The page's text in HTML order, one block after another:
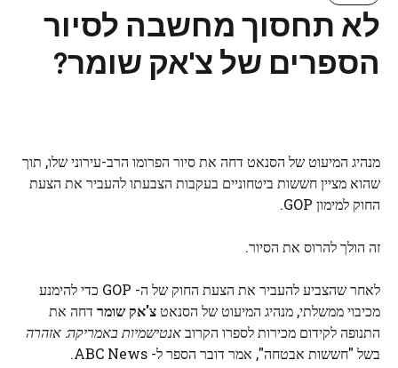
לא תחסוך מחשבה לסיור
הספרים של צ'אק שומר?
מנהיג המיעוט של הסנאט דחה את סיור הפרומו הרב-עירוני שלו, תוך
שהוא מציין חששות ביטחוניים בעקבות הצבעתו להעביר את הצעת
החוק למימון GOP.
זה הולך להרוס את הסיור.
לאחר שהצביע להעביר את הצעת החוק של ה- GOP כדי להימנע
מכיבוי ממשלתי, מנהיג המיעוט של הסנאטצ'אק שומר דחה את
התנופה לקידום מכירות לספרו הקרובאנטישמיות באמריקה: אזהרה
בשל "חששות אבטחה", אמר דובר הספר ל- ABC News.